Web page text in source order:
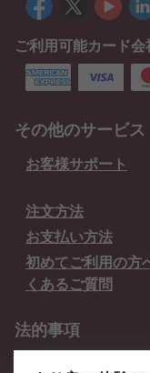
ご利用可能カード会
その他のサービス
お客様サポート
注文方法
お支払い方法
初めてご利用の方
くあるご質問
法的事項